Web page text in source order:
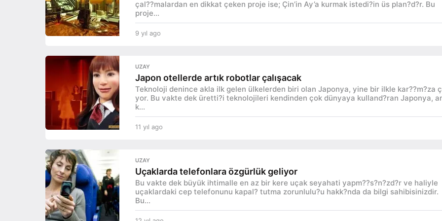
çal??malardan en dikkat çeken proje ise; Çin’in Ay’a kurmak istedi?in üs plan?d?r. Bu
proje...
9 yıl ago
g
o
UZAY
Japon otellerde artık robotlar çalışacak
Teknoloji denince akla ilk gelen ülkelerden biri olan Japonya, yine bir ilkle kar??m?za
yor. Bu vakte dek üretti?i teknolojileri kendinden çok dünyaya kulland?ran Japonya,
k...
11 yıl ago
a
g
o
UZAY
Uçaklarda telefonlara özgürlük geliyor
Bu vakte dek büyük ihtimalle en az bir kere uçak seyahati yapm??s?n?zd?r ve haliyle
uçaklardaki cep telefonunu kapal? tutma zorunlulu?u hakk?nda da bilgi sahibisinizdir.
Bu...